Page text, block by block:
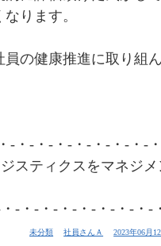
ります。
員の健康推進に取り組
-・-・-・-・-・-・-・-
スティクスをマネジ
-・-・-・-・-・-・-・-
未分類 社員さんＡ 2023年06月